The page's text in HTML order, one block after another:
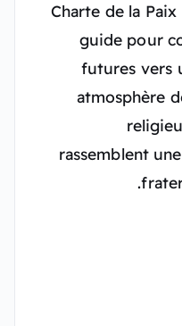
Charte de la
guide pour
futures vers
atmosphère
rassemblent